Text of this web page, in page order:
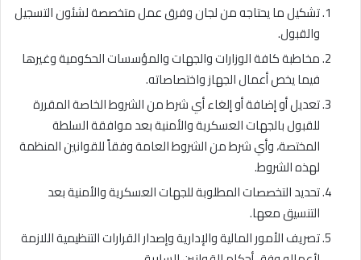
تشكيل ما يحتاجه من لجان وفرق عمل متخصصة لشئون التسجيل
والقبول.
مخاطبة كافة الوزارات والجهات والمؤسسات الحكومية وغيرها
فيما يخص أعمال الجهاز واختصاصاته.
تعديل أو إضافة أو إلغاء أي شرط من الشروط الخاصة المقررة
للقبول بالجهات العسكرية والأمنية بعد موافقة السلطة
المختصة، وأي شرط من الشروط العامة وفقاً للقوانين المنظمة
لهذه الشروط.
تحديد التخصصات المطلوبة للجهات العسكرية والأمنية بعد
التنسيق معها.
تصريف الأمور المالية والإدارية وإصدار القرارات التنظيمية اللازمة